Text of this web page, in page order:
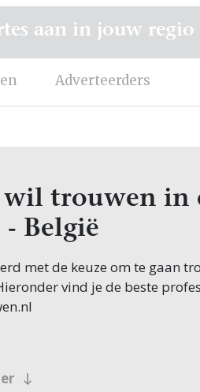
Adverteerders
aan in jouw regio
wil trouwen in
- België
met de keuze om te gaan
vind je de beste